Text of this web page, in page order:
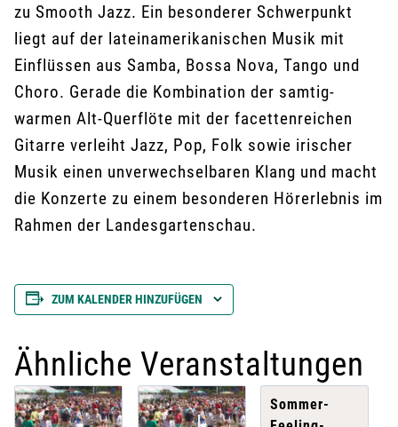
zu Smooth Jazz. Ein besonderer Schwerpunkt
liegt auf der lateinamerikanischen Musik mit
Einflüssen aus Samba, Bossa Nova, Tango und
Choro. Gerade die Kombination der samtig-
warmen Alt-Querflöte mit der facettenreichen
Gitarre verleiht Jazz, Pop, Folk sowie irischer
Musik einen unverwechselbaren Klang und macht
die Konzerte zu einem besonderen Hörerlebnis im
Rahmen der Landesgartenschau.
ZUM KALENDER HINZUFÜGEN
Ähnliche Veranstaltungen
Sommer-